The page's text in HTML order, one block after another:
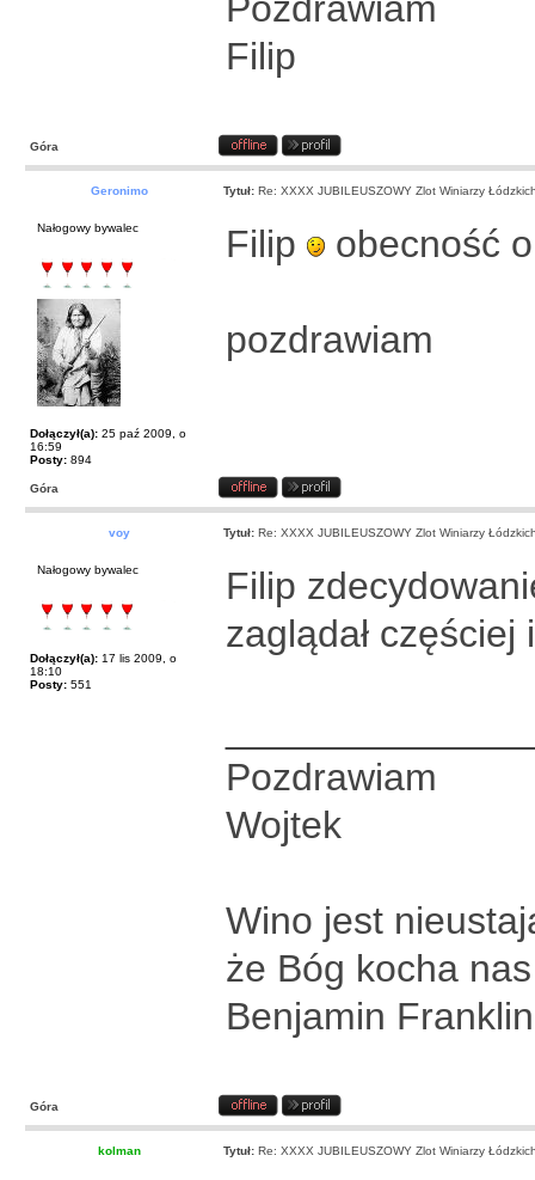
Filip
Góra
Geronimo Tytuł: Re: XXXX JUBILEUSZOWY Zlot Winiarzy
Nałogowy bywalec
Dołączył(a): 25 paź 2009, o
16:59
Posty: 894
Filip obecność
pozdrawiam
Góra
voy Tytuł: Re: XXXX JUBILEUSZOWY Zlot Winiarzy
Nałogowy bywalec
Dołączył(a): 17 lis 2009, o
18:10
Posty: 551
Filip
zaglądał
Pozdrawiam
Wojtek
Wino jest
że Bóg kocha
Benjamin Franklin
Góra
kolman Tytuł: Re: XXXX JUBILEUSZOWY Zlot Winiarzy